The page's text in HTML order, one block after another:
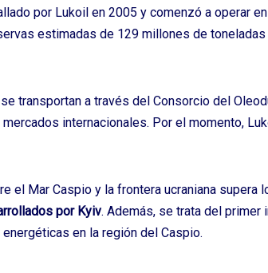
por Lukoil en 2005 y comenzó a operar
estimadas de 129 millones de
transportan a través del Consorcio del
internacionales. Por el momento,
el Mar Caspio y la frontera ucraniana supera
por Kyiv. Además, se trata del primer
en la región del Caspio.